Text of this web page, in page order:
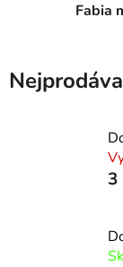
Fabia
3